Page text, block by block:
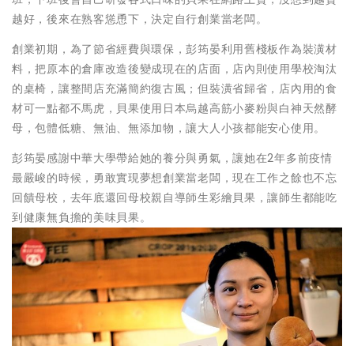
越好，後來在熟客慫恿下，決定自行創業當老闆。
創業初期，為了節省經費與環保，彭筠晏利用舊棧板作為裝潢材
料，把原本的倉庫改造後變成現在的店面，店內則使用學校淘汰
的桌椅，讓整間店充滿簡約復古風；但裝潢省歸省，店內用的食
材可一點都不馬虎，貝果使用日本烏越高筋小麥粉與白神天然酵
母，包體低糖、無油、無添加物，讓大人小孩都能安心使用。
彭筠晏感謝中華大學帶給她的養分與勇氣，讓她在2年多前疫情
最嚴峻的時候，勇敢實現夢想創業當老闆，現在工作之餘也不忘
回饋母校，去年底還回母校親自導師生彩繪貝果，讓師生都能吃
到健康無負擔的美味貝果。